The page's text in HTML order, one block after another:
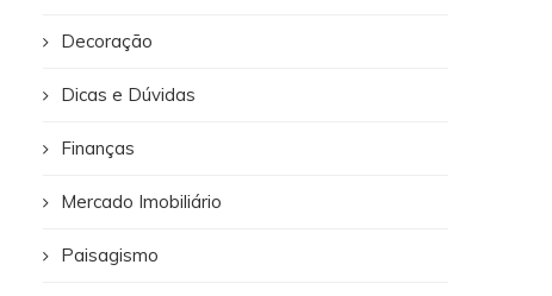
Decoração
Dicas e Dúvidas
Finanças
Mercado Imobiliário
Paisagismo